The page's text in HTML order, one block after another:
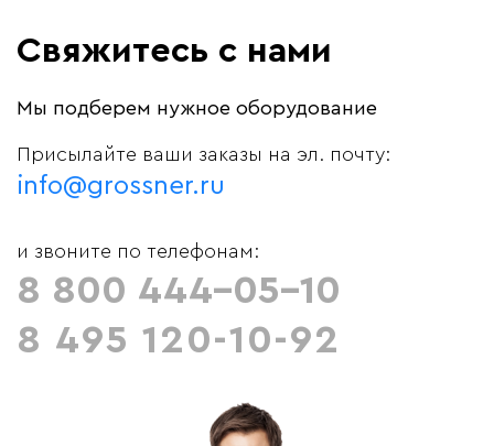
Свяжитесь с нами
Мы подберем нужное оборудование
Присылайте ваши заказы на эл. почту:
info@grossner.ru
и звоните по телефонам:
8 800 444-05-10
8 495 120-10-92